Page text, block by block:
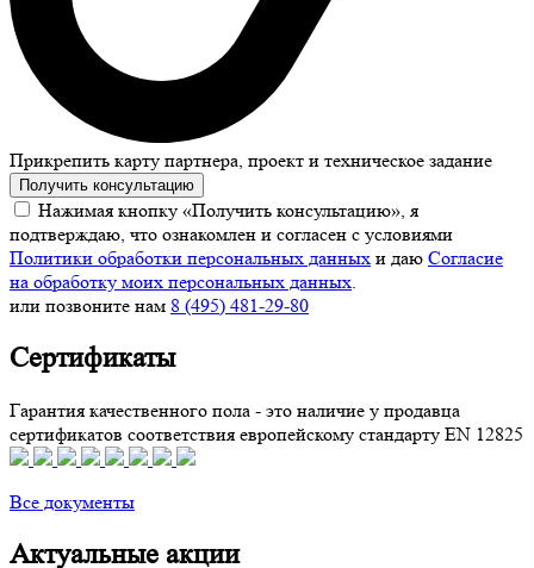
Прикрепить карту партнера, проект и техническое задание
Получить консультацию
Нажимая кнопку «Получить консультацию», я
подтверждаю, что ознакомлен и согласен с условиями
Политики обработки персональных данных и даю Согласие
на обработку моих персональных данных.
или позвоните нам 8 (495) 481-29-80
Сертификаты
Гарантия качественного пола - это наличие у продавца
сертификатов соответствия европейскому стандарту EN 12825
Все документы
Актуальные акции